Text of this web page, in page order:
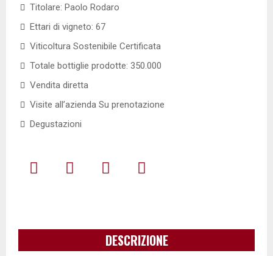
Titolare: Paolo Rodaro
Ettari di vigneto: 67
Viticoltura Sostenibile Certificata
Totale bottiglie prodotte: 350.000
Vendita diretta
Visite all’azienda Su prenotazione
Degustazioni
DESCRIZIONE